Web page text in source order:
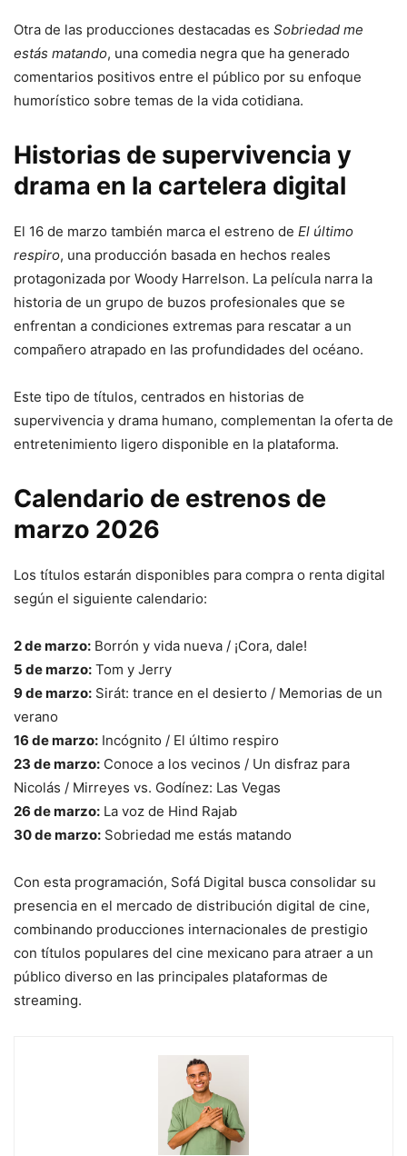
Otra de las producciones destacadas es Sobriedad me
estás matando, una comedia negra que ha generado
comentarios positivos entre el público por su enfoque
humorístico sobre temas de la vida cotidiana.
Historias de supervivencia y
drama en la cartelera digital
El 16 de marzo también marca el estreno de El último
respiro, una producción basada en hechos reales
protagonizada por Woody Harrelson. La película narra la
historia de un grupo de buzos profesionales que se
enfrentan a condiciones extremas para rescatar a un
compañero atrapado en las profundidades del océano.
Este tipo de títulos, centrados en historias de
supervivencia y drama humano, complementan la oferta de
entretenimiento ligero disponible en la plataforma.
Calendario de estrenos de
marzo 2026
Los títulos estarán disponibles para compra o renta digital
según el siguiente calendario:
2 de marzo: Borrón y vida nueva / ¡Cora, dale!
5 de marzo: Tom y Jerry
9 de marzo: Sirát: trance en el desierto / Memorias de un
verano
16 de marzo: Incógnito / El último respiro
23 de marzo: Conoce a los vecinos / Un disfraz para
Nicolás / Mirreyes vs. Godínez: Las Vegas
26 de marzo: La voz de Hind Rajab
30 de marzo: Sobriedad me estás matando
Con esta programación, Sofá Digital busca consolidar su
presencia en el mercado de distribución digital de cine,
combinando producciones internacionales de prestigio
con títulos populares del cine mexicano para atraer a un
público diverso en las principales plataformas de
streaming.